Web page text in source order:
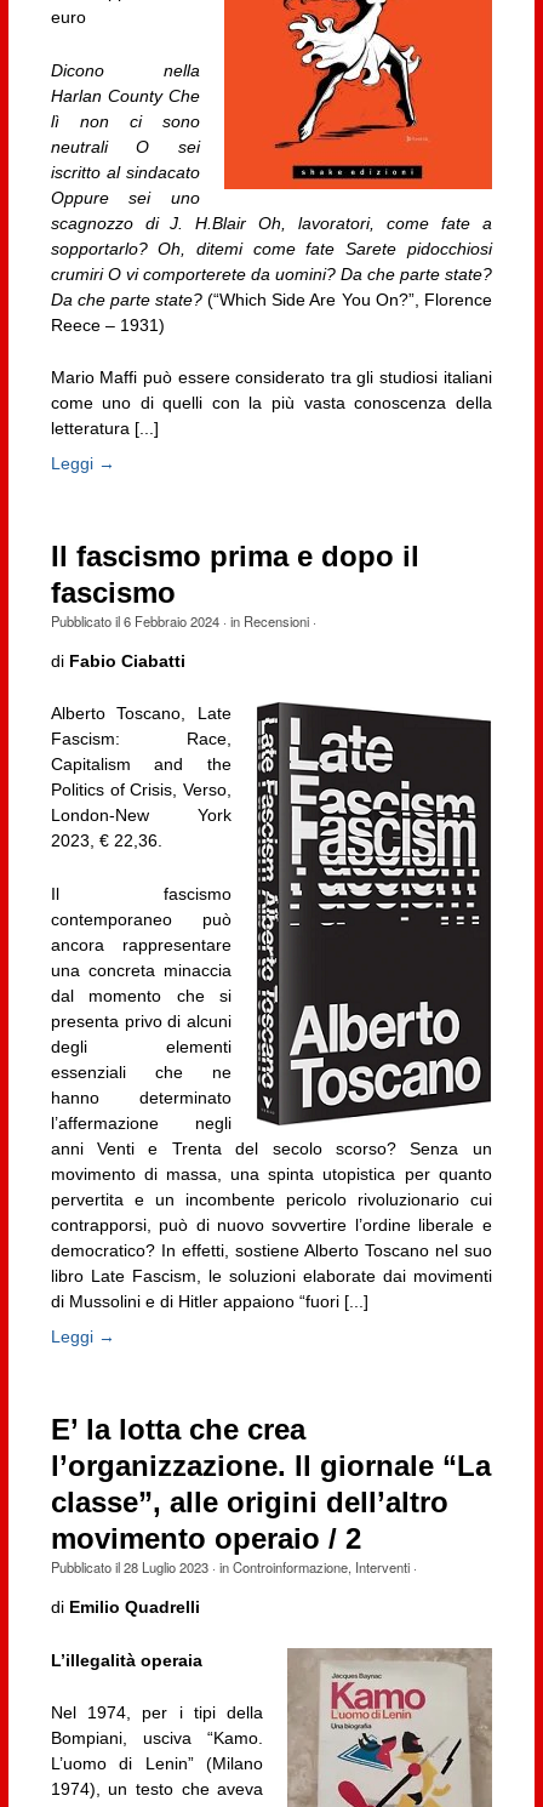
euro
Dicono nella
Harlan County Che
lì non ci sono
neutrali O sei
iscritto al sindacato
Oppure sei uno
scagnozzo di J. H.Blair Oh, lavoratori, come fate a
sopportarlo? Oh, ditemi come fate Sarete pidocchiosi
crumiri O vi comporterete da uomini? Da che parte state?
Da che parte state? (“Which Side Are You On?”, Florence
Reece – 1931)
Mario Maffi può essere considerato tra gli studiosi italiani
come uno di quelli con la più vasta conoscenza della
letteratura [...]
Leggi →
Il fascismo prima e dopo il
fascismo
Pubblicato il6 Febbraio 2024· in Recensioni·
di Fabio Ciabatti
Alberto Toscano, Late
Fascism: Race,
Capitalism and the
Politics of Crisis, Verso,
London-New York
2023, € 22,36.
Il fascismo
contemporaneo può
ancora rappresentare
una concreta minaccia
dal momento che si
presenta privo di alcuni
degli elementi
essenziali che ne
hanno determinato
l’affermazione negli
anni Venti e Trenta del secolo scorso? Senza un
movimento di massa, una spinta utopistica per quanto
pervertita e un incombente pericolo rivoluzionario cui
contrapporsi, può di nuovo sovvertire l’ordine liberale e
democratico? In effetti, sostiene Alberto Toscano nel suo
libro Late Fascism, le soluzioni elaborate dai movimenti
di Mussolini e di Hitler appaiono “fuori [...]
Leggi →
E’ la lotta che crea
l’organizzazione. Il giornale “La
classe”, alle origini dell’altro
movimento operaio / 2
Pubblicato il28 Luglio 2023· inControinformazione, Interventi·
di Emilio Quadrelli
L’illegalità operaia
Nel 1974, per i tipi della
Bompiani, usciva “Kamo.
L’uomo di Lenin” (Milano
1974), un testo che aveva